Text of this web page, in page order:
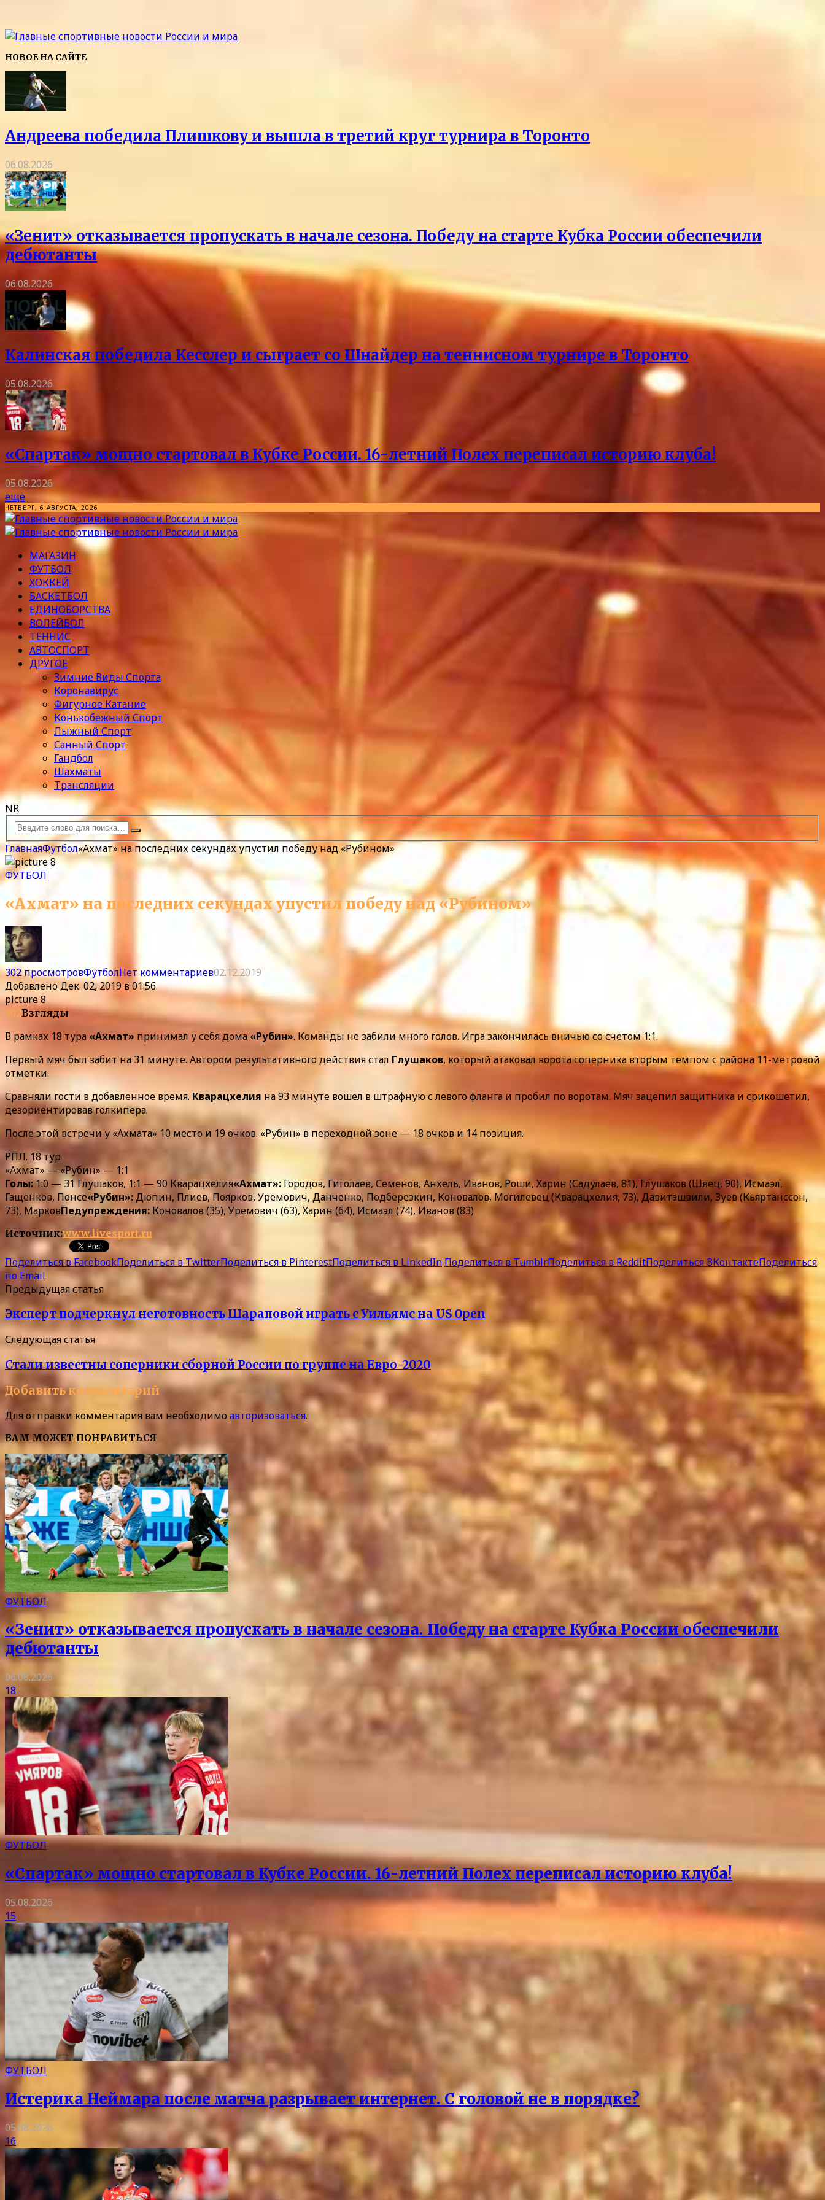
НОВОЕ НА САЙТЕ
Андреева победила Плишкову и вышла в третий круг турнира в Торонто
06.08.2026
«Зенит» отказывается пропускать в начале сезона. Победу на старте Кубка России обеспечили
дебютанты
06.08.2026
Калинская победила Кесслер и сыграет со Шнайдер на теннисном турнире в Торонто
05.08.2026
«Спартак» мощно стартовал в Кубке России. 16-летний Полех переписал историю клуба!
05.08.2026
еще
ЧЕТВЕРГ, 6 АВГУСТА, 2026
МАГАЗИН
ФУТБОЛ
ХОККЕЙ
БАСКЕТБОЛ
ЕДИНОБОРСТВА
ВОЛЕЙБОЛ
ТЕННИС
АВТОСПОРТ
ДРУГОЕ
Зимние Виды Спорта
Коронавирус
Фигурное Катание
Конькобежный Спорт
Лыжный Спорт
Санный Спорт
Гандбол
Шахматы
Трансляции
NR
ГлавнаяФутбол«Ахмат» на последних секундах упустил победу над «Рубином»
ФУТБОЛ
«Ахмат» на последних секундах упустил победу над «Рубином»
302 просмотровФутболНет комментариев02.12.2019
ДобавленоДек. 02, 2019 в 01:56
picture 8
302Взгляды
В рамках 18 тура «Ахмат» принимал у себя дома «Рубин». Команды не забили много голов. Игра закончилась вничью со счетом 1:1.
Первый мяч был забит на 31 минуте. Автором результативного действия стал Глушаков, который атаковал ворота соперника вторым темпом с района 11-метровой
отметки.
Сравняли гости в добавленное время. Кварацхелия на 93 минуте вошел в штрафную с левого фланга и пробил по воротам. Мяч зацепил защитника и срикошетил,
дезориентировав голкипера.
После этой встречи у «Ахмата» 10 место и 19 очков. «Рубин» в переходной зоне — 18 очков и 14 позиция.
РПЛ. 18 тур
«Ахмат» — «Рубин» — 1:1
Голы:1:0 — 31 Глушаков, 1:1 — 90 Кварацхелия«Ахмат»: Городов, Гиголаев, Семенов, Анхель, Иванов, Роши, Харин (Садулаев, 81), Глушаков (Швец, 90), Исмаэл,
Гащенков, Понсе«Рубин»:Дюпин, Плиев, Поярков, Уремович, Данченко, Подберезкин, Коновалов, Могилевец (Кварацхелия, 73), Давиташвили, Зуев (Кьяртанссон,
73), МарковПедупреждения: Коновалов (35), Уремович (63), Харин (64), Исмаэл (74), Иванов (83)
Источник:www.livesport.ru
Поделиться в FacebookПоделиться в TwitterПоделиться в PinterestПоделиться в LinkedIn Поделиться в TumblrПоделиться в RedditПоделиться ВКонтактеПоделиться
по Email
Предыдущая статья
Эксперт подчеркнул неготовность Шараповой играть с Уильямс на US Open
Следующая статья
Стали известны соперники сборной России по группе на Евро-2020
Добавить комментарий
Для отправки комментария вам необходимоавторизоваться.
ВАМ МОЖЕТ ПОНРАВИТЬСЯ
ФУТБОЛ
«Зенит» отказывается пропускать в начале сезона. Победу на старте Кубка России обеспечили
дебютанты
06.08.2026
18
ФУТБОЛ
«Спартак» мощно стартовал в Кубке России. 16-летний Полех переписал историю клуба!
05.08.2026
15
ФУТБОЛ
Истерика Неймара после матча разрывает интернет. С головой не в порядке?
05.08.2026
16